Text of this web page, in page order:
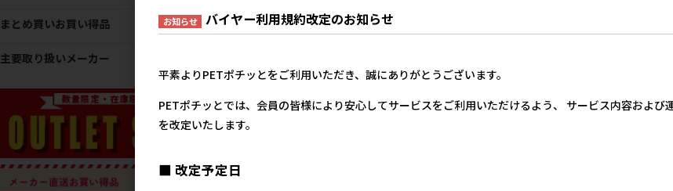
まとめ買いお買い得品
主要取り扱いメーカー
お知らせ バイヤー利用規約改定のお知らせ
平素よりPETポチッとをご利用いただき、誠にありがとうございます。
PETポチッとでは、会員の皆様により安心してサービスをご利用いただけるよう、 サービス内容およ
を改定いたします。
■ 改定予定日